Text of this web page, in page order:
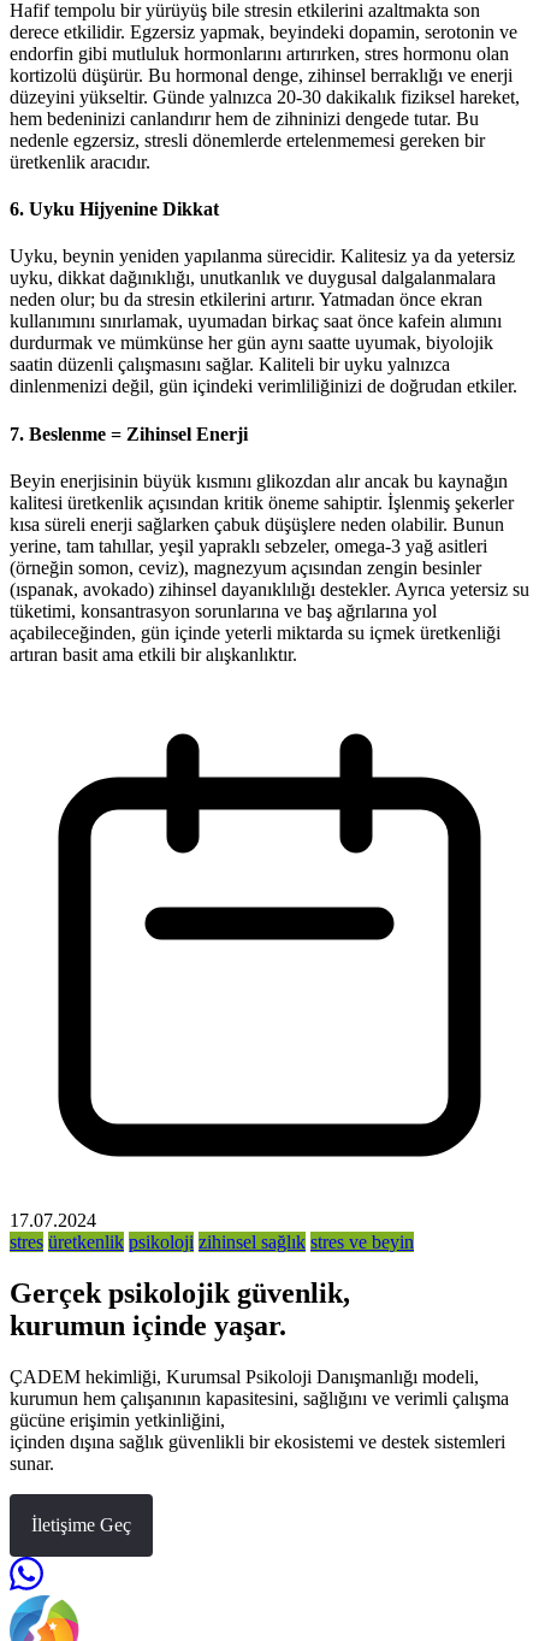
Hafif tempolu bir yürüyüş bile stresin etkilerini azaltmakta son
derece etkilidir. Egzersiz yapmak, beyindeki dopamin, serotonin ve
endorfin gibi mutluluk hormonlarını artırırken, stres hormonu olan
kortizolü düşürür. Bu hormonal denge, zihinsel berraklığı ve enerji
düzeyini yükseltir. Günde yalnızca 20-30 dakikalık fiziksel hareket,
hem bedeninizi canlandırır hem de zihninizi dengede tutar. Bu
nedenle egzersiz, stresli dönemlerde ertelenmemesi gereken bir
üretkenlik aracıdır.
6. Uyku Hijyenine Dikkat
Uyku, beynin yeniden yapılanma sürecidir. Kalitesiz ya da yetersiz
uyku, dikkat dağınıklığı, unutkanlık ve duygusal dalgalanmalara
neden olur; bu da stresin etkilerini artırır. Yatmadan önce ekran
kullanımını sınırlamak, uyumadan birkaç saat önce kafein alımını
durdurmak ve mümkünse her gün aynı saatte uyumak, biyolojik
saatin düzenli çalışmasını sağlar. Kaliteli bir uyku yalnızca
dinlenmenizi değil, gün içindeki verimliliğinizi de doğrudan etkiler.
7. Beslenme = Zihinsel Enerji
Beyin enerjisinin büyük kısmını glikozdan alır ancak bu kaynağın
kalitesi üretkenlik açısından kritik öneme sahiptir. İşlenmiş şekerler
kısa süreli enerji sağlarken çabuk düşüşlere neden olabilir. Bunun
yerine, tam tahıllar, yeşil yapraklı sebzeler, omega-3 yağ asitleri
(örneğin somon, ceviz), magnezyum açısından zengin besinler
(ıspanak, avokado) zihinsel dayanıklılığı destekler. Ayrıca yetersiz su
tüketimi, konsantrasyon sorunlarına ve baş ağrılarına yol
açabileceğinden, gün içinde yeterli miktarda su içmek üretkenliği
artıran basit ama etkili bir alışkanlıktır.
17.07.2024
stres üretkenlik psikoloji zihinsel sağlık stres ve beyin
Gerçek psikolojik güvenlik,
kurumun içinde yaşar.
ÇADEM hekimliği, Kurumsal Psikoloji Danışmanlığı modeli,
kurumun hem çalışanının kapasitesini, sağlığını ve verimli çalışma
gücüne erişimin yetkinliğini,
içinden dışına sağlık güvenlikli bir ekosistemi ve destek sistemleri
sunar.
İletişime Geç